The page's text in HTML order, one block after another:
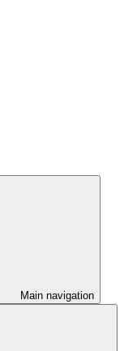
Main navigation